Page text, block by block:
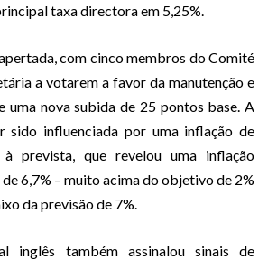
taxa directora em 5,25%.
com cinco membros do Comité
a votarem a favor da manutenção e
uma nova subida de 25 pontos base. A
sido influenciada por uma inflação de
prevista, que revelou uma inflação
6,7% – muito acima do objetivo de 2%
da previsão de 7%.
inglês também assinalou sinais de